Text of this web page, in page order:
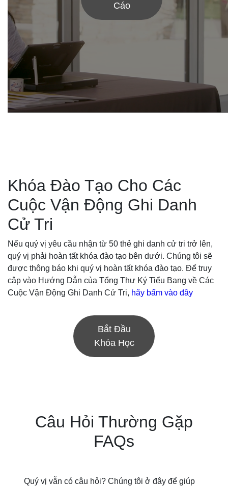
Cáo
Khóa Đào Tạo Cho Các
Cuộc Vận Động Ghi Danh
Cử Tri
Nếu quý vị yêu cầu nhận từ 50 thẻ ghi danh cử tri trở lên,
quý vị phải hoàn tất khóa đào tạo bên dưới. Chúng tôi sẽ
được thông báo khi quý vị hoàn tất khóa đào tạo. Để truy
cập vào Hướng Dẫn của Tổng Thư Ký Tiểu Bang về Các
Cuộc Vận Động Ghi Danh Cử Tri, hãy bấm vào đây
Bắt Đầu
Khóa Học
Câu Hỏi Thường Gặp
FAQs
Quý vị vẫn có câu hỏi? Chúng tôi ở đây để giúp